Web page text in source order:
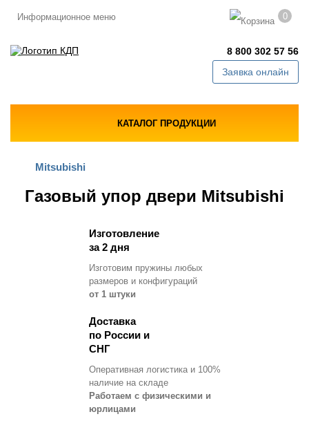
Информационное меню 0
8 800 302 57 56
Заявка онлайн
КАТАЛОГ ПРОДУКЦИИ
Mitsubishi
Газовый упор двери Mitsubishi
Изготовление
за 2 дня
Изготовим пружины любых
размеров и конфигураций
от 1 штуки
Доставка
по России и
СНГ
Оперативная логистика и 100%
наличие на складе
Работаем с физическими и
юрлицами